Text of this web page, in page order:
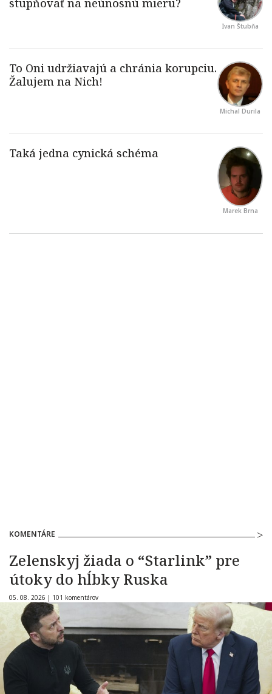
Ivan Štubňa
Michal Durila
Marek Brna
KOMENTÁRE
Zelenskyj žiada o “Starlink” pre
útoky do hĺbky Ruska
05. 08. 2026 | 101 komentárov